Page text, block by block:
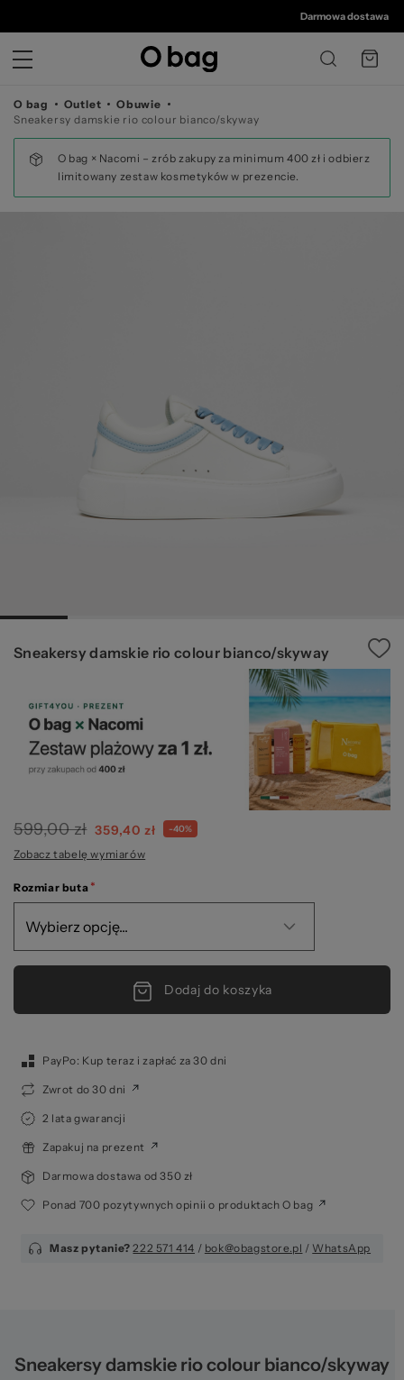
©
Darmowa dostawa od
O bag Outlet
Obuwie
Sneakersy damskie rio colour bianco/skyway
O bag × Nacomi – zrób zakupy za minimum 400 zł i odbierz
limitowany zestaw kosmetyków w prezencie.
Sneakersy damskie rio colour bianco/skyway
599,00 zł 359,40 zł -40%
Zobacz tabelę wymiarów
Rozmiar buta
Dodaj do koszyka
PayPo: Kup teraz i zapłać za 30 dni
Zwrot do 30 dni
2 lata gwarancji
Zapakuj na prezent
Darmowa dostawa od 350 zł
Ponad 700 pozytywnych opinii o produktach O bag
Masz pytanie? 222 571 414 / bok@obagstore.pl / WhatsApp
Sneakersy damskie rio colour bianco/skyway